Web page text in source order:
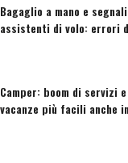
Bagaglio a mano e
assistenti di volo: errori
Camper: boom di servizi
vacanze più facili anche